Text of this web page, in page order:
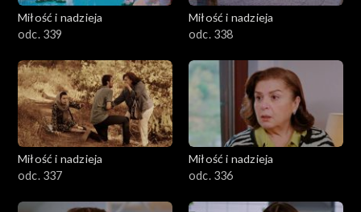
Miłość i nadzieja
odc. 339
Miłość i nadzieja
odc. 338
Miłość i nadzieja
odc. 337
Miłość i nadzieja
odc. 336